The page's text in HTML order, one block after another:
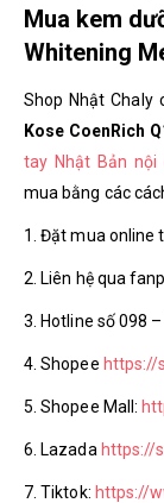
Mua kem
Whitening
Shop Nhật Chaly
Kose CoenRich
tay Nhật Bản nội
mua bằng các
1. Đặt mua online
2. Liên hệ qua
3. Hotline số 098
4. Shopee https://
5. Shopee Mall:
6. Lazada https://
7. Tiktok: https://